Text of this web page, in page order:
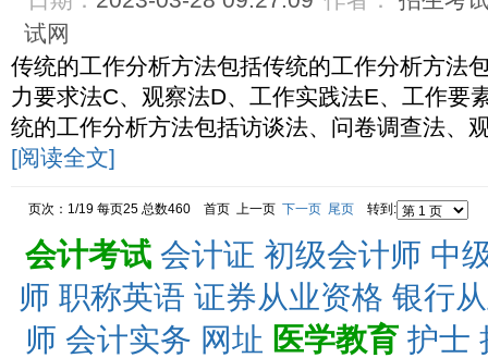
试网
传统的工作分析方法包括传统的工作分析方
力要求法C、观察法D、工作实践法E、工作要
统的工作分析方法包括访谈法、问卷调查法、
[阅读全文]
页次：1/19 每页25 总数460 首页 上一页 下一页 尾页 转到:
会计考试 会计证 初级会计师 中
师 职称英语 证券从业资格 银行
师 会计实务 网址 医学教育 护士